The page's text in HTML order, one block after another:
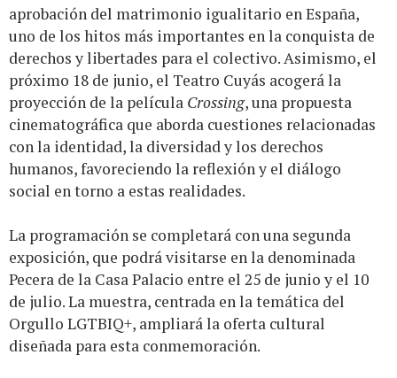
aprobación del matrimonio igualitario en España,
uno de los hitos más importantes en la conquista de
derechos y libertades para el colectivo. Asimismo, el
próximo 18 de junio, el Teatro Cuyás acogerá la
proyección de la película Crossing, una propuesta
cinematográfica que aborda cuestiones relacionadas
con la identidad, la diversidad y los derechos
humanos, favoreciendo la reflexión y el diálogo
social en torno a estas realidades.
La programación se completará con una segunda
exposición, que podrá visitarse en la denominada
Pecera de la Casa Palacio entre el 25 de junio y el 10
de julio. La muestra, centrada en la temática del
Orgullo LGTBIQ+, ampliará la oferta cultural
diseñada para esta conmemoración.